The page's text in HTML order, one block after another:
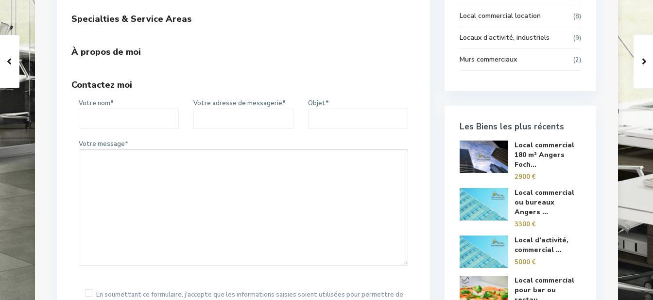
Specialties & Service Areas
À propos de moi
Contactez moi
Votre nom* Votre adresse de messagerie* Objet*
Votre message*
En soumettant ce formulaire, j'accepte que les informations saisies soient utilisées pour permettre de
Local commercial location (8)
Locaux d’activité, industriels (9)
Murs commerciaux (2)
Les Biens les plus récents
Local commercial
180 m² Angers
Foch...
2900 €
Local commercial
ou bureaux
Angers ...
3300 €
Local d’activité,
commercial ...
5000 €
Local commercial
pour bar ou